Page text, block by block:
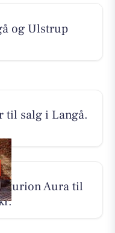
og Ulstrup
til salg i Langå.
Aura til